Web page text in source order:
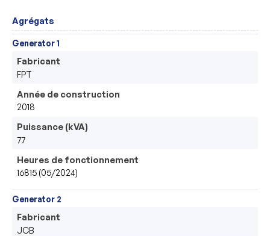
Agrégats
Generator 1
Fabricant
FPT
Année de construction
2018
Puissance (kVA)
77
Heures de fonctionnement
16815 (05/2024)
Generator 2
Fabricant
JCB